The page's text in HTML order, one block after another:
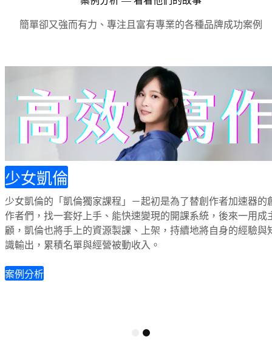
簡單卻又強而有力、專注且富有專業的各種品牌成功案例
少女凱倫
少女凱倫的「凱倫獨家課程」－起初是為了替創作者加速器的
作者們，找一套好上手、能快速變現的開課系統，後來一用成
顧，凱倫也將手上的資源製課、上架，持續地將自身的經驗與
識輸出，累積名單與經營被動收入。
案例分析